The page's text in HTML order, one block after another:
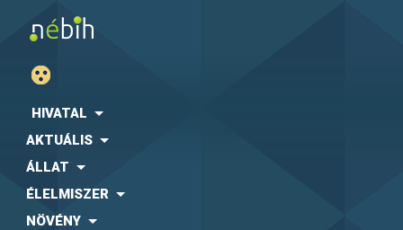
HIVATAL
AKTUÁLIS
ÁLLAT
ÉLELMISZER
NÖVÉNY